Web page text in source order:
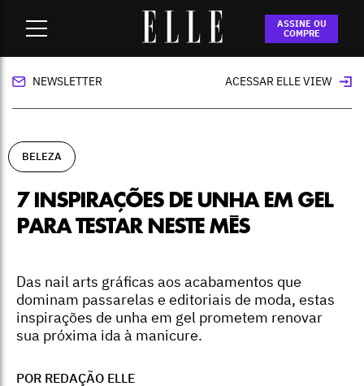
ASSINE OU
COMPRE
7 inspirações de unha em gel para testar
neste mês
NEWSLETTER ACESSAR ELLE VIEW
BELEZA
7 INSPIRAÇÕES DE UNHA EM GEL
PARA TESTAR NESTE MÊS
Das nail arts gráficas aos acabamentos que
dominam passarelas e editoriais de moda, estas
inspirações de unha em gel prometem renovar
sua próxima ida à manicure.
POR REDAÇÃO ELLE